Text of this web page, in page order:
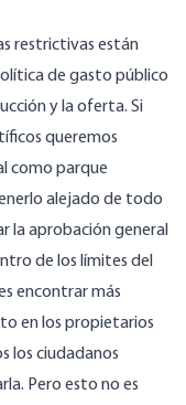
restrictivas están
de gasto público
y la oferta. Si
queremos
como parque
alejado de todo
la aprobación general
de los límites del
encontrar más
en los propietarios
los ciudadanos
Pero esto no es